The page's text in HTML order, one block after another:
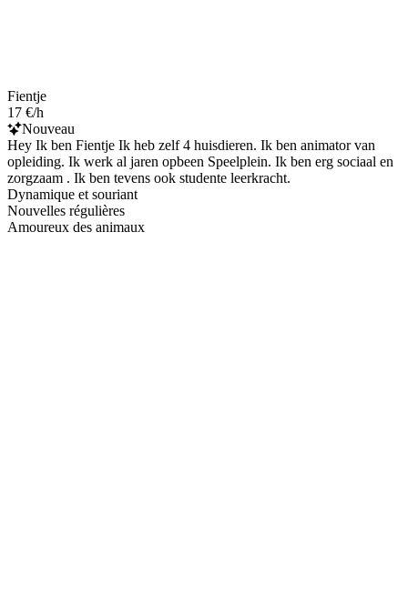
Fientje
17 €/h
Nouveau
Hey Ik ben Fientje Ik heb zelf 4 huisdieren. Ik ben animator van
opleiding. Ik werk al jaren opbeen Speelplein. Ik ben erg sociaal en
zorgzaam . Ik ben tevens ook studente leerkracht.
Dynamique et souriant
Nouvelles régulières
Amoureux des animaux